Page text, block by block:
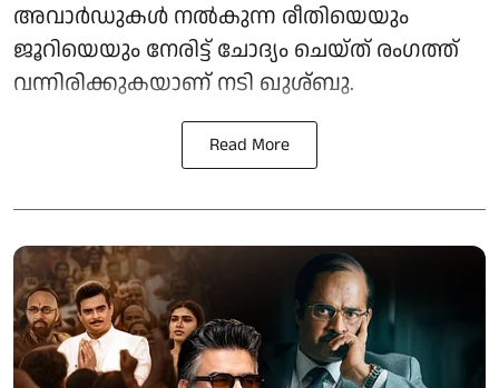
അവാർഡുകൾ നൽകുന്ന രീതിയെയും
ജൂറിയെയും നേരിട്ട് ചോദ്യം ചെയ്ത് രംഗത്ത്
വന്നിരിക്കുകയാണ് നടി ഖുശ്ബു.
Read More